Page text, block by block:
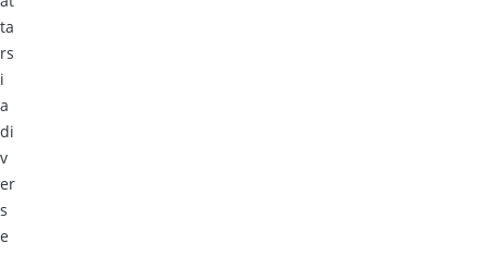
ta
rs
i
a
di
v
er
s
e